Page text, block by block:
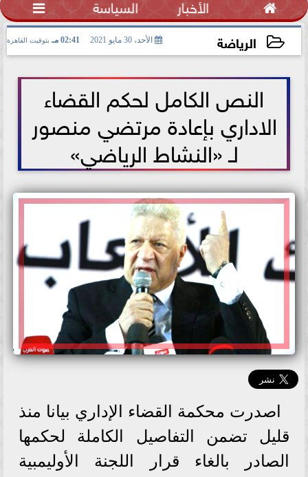
 الأخبار السياسة 
الرياضة الأحد، 30 مايو 2021 02:41 مـ بتوقيت القاهرة
النص الكامل لحكم القضاء
الاداري بإعادة مرتضي منصور
لـ «النشاط الرياضي»
اصدرت محكمة القضاء الإداري بيانا منذ
قليل تضمن التفاصيل الكاملة لحكمها
الصادر بالغاء قرار اللجنة الأوليمبية